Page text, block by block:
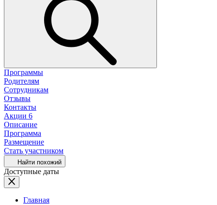
Программы
Родителям
Сотрудникам
Отзывы
Контакты
Акции 6
Описание
Программа
Размещение
Стать участником
Найти похожий
Доступные даты
Главная